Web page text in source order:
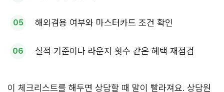
해외겸용 여부와 마스터카드 조건 확인
실적 기준이나 라운지 횟수 같은 혜택 재점검
이 체크리스트를 해두면 상담할 때 말이 빨라져요. 상담원